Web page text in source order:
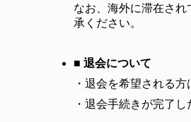
なお、海外に滞在さ
承ください。
■ 退会について
・ 退会を希望される方
・ 退会手続きが完了し